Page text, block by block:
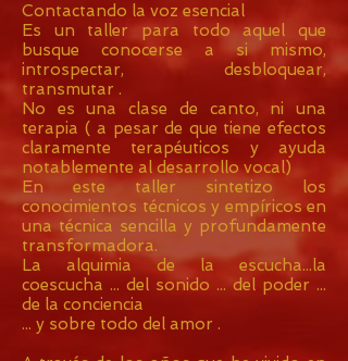
Contactando la voz esencial
Es un taller para todo aquel que
busque conocerse a si mismo,
introspectar, desbloquear,
transmutar .
No es una clase de canto, ni una
terapia ( a pesar de que tiene efectos
claramente terapéuticos y ayuda
notablemente al desarrollo vocal)
En este taller sintetizo los
conocimientos técnicos y empíricos en
una técnica sencilla y profundamente
transformadora.
La alquimia de la escucha...la
coescucha ... del sonido ... del poder ...
de la conciencia
... y sobre todo del amor .